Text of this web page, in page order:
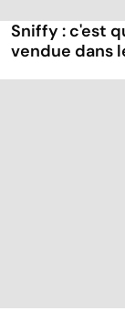
Sniffy : c'est
vendue dans